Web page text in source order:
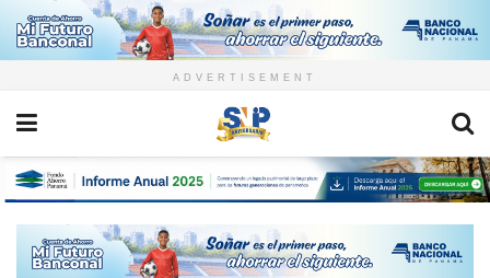
ADVERTISEMENT